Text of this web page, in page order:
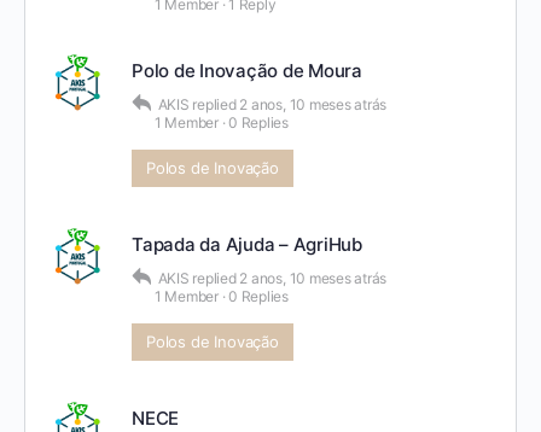
1 Member · 1 Reply
Polo de Inovação de Moura
AKIS replied 2 anos, 10 meses atrás
1 Member ·0 Replies
Polos de Inovação
Tapada da Ajuda – AgriHub
AKIS replied 2 anos, 10 meses atrás
1 Member ·0 Replies
Polos de Inovação
NECE